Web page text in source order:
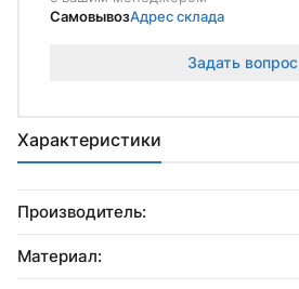
Характеристики
Производитель:
Материал:
СамовывозАдрес склада
Задать вопрос